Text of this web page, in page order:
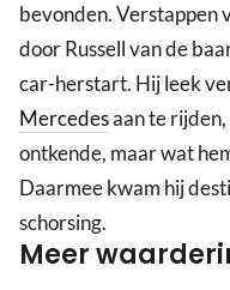
bevonden. Verstappen
door Russell van de
car-herstart. Hij leek
Mercedesaan te
ontkende, maar wat
Daarmee kwam hij
schorsing.
Meer